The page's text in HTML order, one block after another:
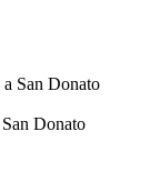
Donato